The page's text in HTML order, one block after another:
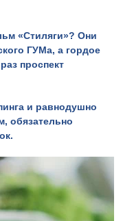
«Стиляги»? Они
ГУМа, а гордое
проспект
и равнодушно
обязательно